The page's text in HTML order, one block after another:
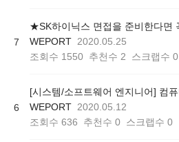
7
WEPORT 2020.05.25
조회수 1550 추천수 2 스크랩수 0
6
WEPORT 2020.05.12
조회수 636 추천수 0 스크랩수 0